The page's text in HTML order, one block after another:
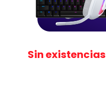
Sin existencias